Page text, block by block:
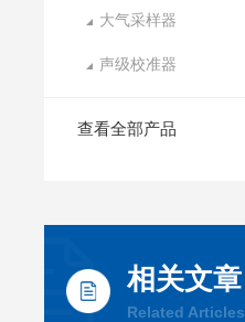
大气采样器
声级校准器
查看全部产品
相关文章
Related Articles